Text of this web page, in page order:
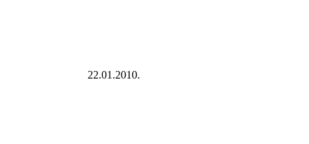
22.01.2010.